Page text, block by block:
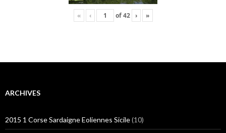
« ‹ of42 › »
ARCHIVES
2015 1 Corse Sardaigne Eoliennes Sicile(10)